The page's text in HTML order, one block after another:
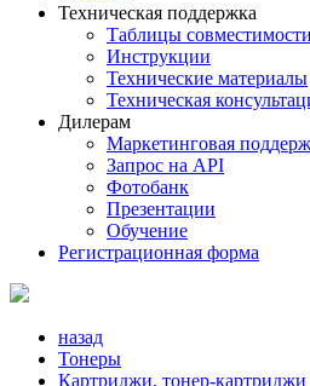
Техническая поддержка
Таблицы совместимости
Инструкции
Технические материалы
Техническая
Дилерам
Маркетинговая
Запрос на API
Фотобанк
Презентации
Обучение
Регистрационная форма
назад
Тонеры
Картриджи, тонер-картриджи